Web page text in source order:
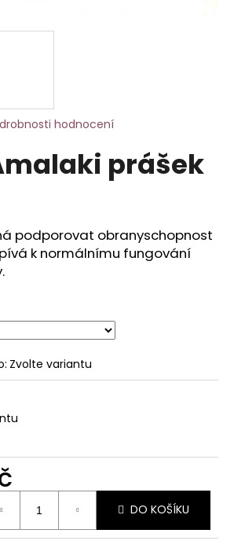
hodnocení
prášek
podporovat obranyschopnost
k normálnímu fungování
Zvolte variantu
DO KOŠÍKU